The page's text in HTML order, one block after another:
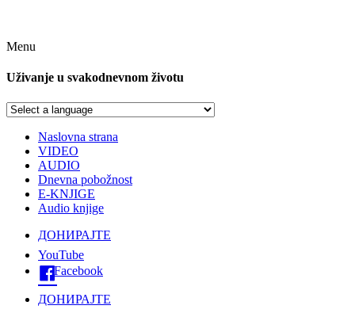
Menu
Uživanje u svakodnevnom životu
Naslovna strana
VIDEO
AUDIO
Dnevna pobožnost
E-KNJIGE
Audio knjige
ДОНИРАЈТЕ
YouTube
Facebook
ДОНИРАЈТЕ